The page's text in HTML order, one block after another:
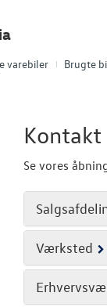
varebiler Brugte
Kontakt
Se vores
Værksted